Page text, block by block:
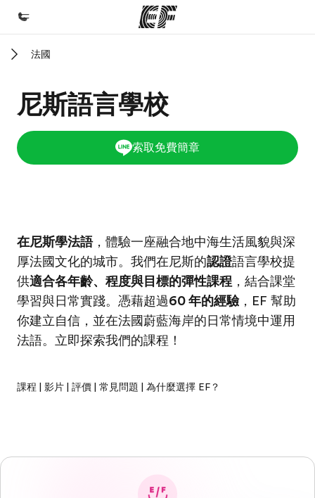
歡迎來到EF
課程
查看所有EF提供的課程
辦公室
公司資訊
徵才
加入我們
法國
尼斯語言學校
索取免費簡章
在尼斯學法語，體驗一座融合地中海生活風貌與深
厚法國文化的城市。我們在尼斯的認證語言學校提
供適合各年齡、程度與目標的彈性課程 ，結合課堂
學習與日常實踐。憑藉超過60 年的經驗，EF 幫助
你建立自信，並在法國蔚藍海岸的日常情境中運用
法語。立即探索我們的課程！
課程 影片 評價 常見問題 為什麼選擇 EF？